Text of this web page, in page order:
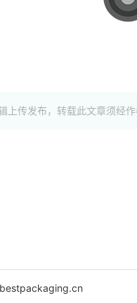
上传发布，转载此文章须经